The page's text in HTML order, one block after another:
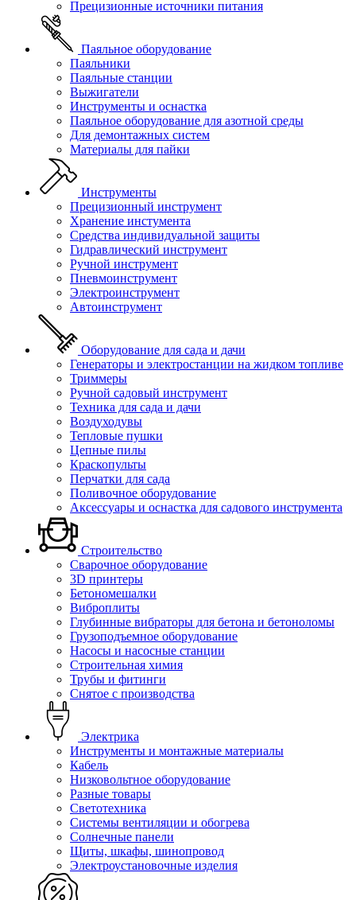
Прецизионные источники питания
Паяльное оборудование
Паяльники
Паяльные станции
Выжигатели
Инструменты и оснастка
Паяльное оборудование для азотной среды
Для демонтажных систем
Материалы для пайки
Инструменты
Прецизионный инструмент
Хранение инстумента
Средства индивидуальной защиты
Гидравлический инструмент
Ручной инструмент
Пневмоинструмент
Электроинструмент
Автоинструмент
Оборудование для сада и дачи
Генераторы и электростанции на жидком топливе
Триммеры
Ручной садовый инструмент
Техника для сада и дачи
Воздуходувы
Тепловые пушки
Цепные пилы
Краскопульты
Перчатки для сада
Поливочное оборудование
Аксессуары и оснастка для садового инструмента
Строительство
Сварочное оборудование
3D принтеры
Бетономешалки
Виброплиты
Глубинные вибраторы для бетона и бетоноломы
Грузоподъемное оборудование
Насосы и насосные станции
Строительная химия
Трубы и фитинги
Снятое с производства
Электрика
Инструменты и монтажные материалы
Кабель
Низковольтное оборудование
Разные товары
Светотехника
Системы вентиляции и обогрева
Солнечные панели
Щиты, шкафы, шинопровод
Электроустановочные изделия